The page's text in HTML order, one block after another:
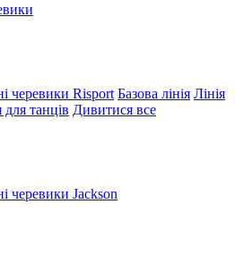
черевики Risport Базова лінія Лінія
для танців Дивитися все
черевики Jackson